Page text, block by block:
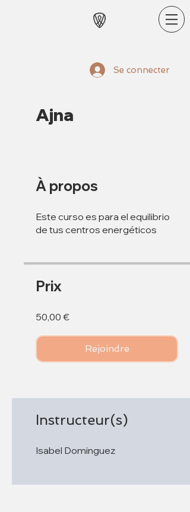
Se connecter
Ajna
À propos
Este curso es para el equilibrio
de tus centros energéticos
Prix
50,00 €
Rejoindre
Instructeur(s)
Isabel Dominguez